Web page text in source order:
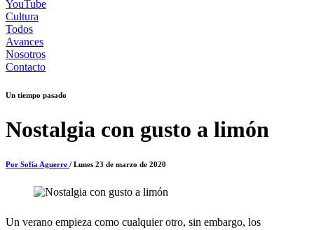
YouTube
Cultura
Todos
Avances
Nosotros
Contacto
Un tiempo pasado
Nostalgia con gusto a limón
Por Sofía Aguerre / Lunes 23 de marzo de 2020
Un verano empieza como cualquier otro, sin embargo, los